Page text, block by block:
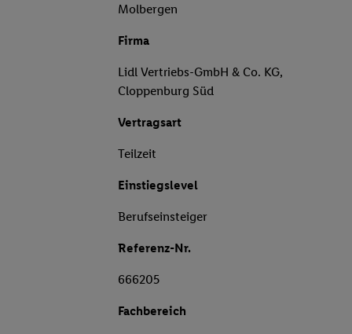
Molbergen
Firma
Lidl Vertriebs-GmbH & Co. KG,
Cloppenburg Süd
Vertragsart
Teilzeit
Einstiegslevel
Berufseinsteiger
Referenz-Nr.
666205
Fachbereich